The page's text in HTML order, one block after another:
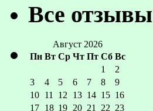
Все отзывы
Август 2026
Пн Вт Ср Чт Пт Сб Вс
1
2
3
4 5 6 7 8
9
10 11 12 13 14 15 16
17 18 19 20 21 22 23